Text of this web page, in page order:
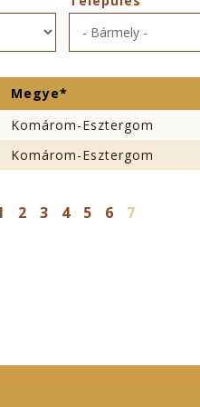
Megye*
Komárom-Esztergom
Komárom-Esztergom
2 3 4 5 6 7